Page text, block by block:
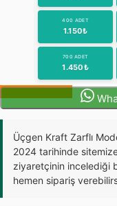
400 ADET
1.150₺
700 ADET
1.450₺
Sipariş Oluştur
Üçgen Kraft Zarflı
2024 tarihinde
ziyaretçinin incelediği
hemen sipariş